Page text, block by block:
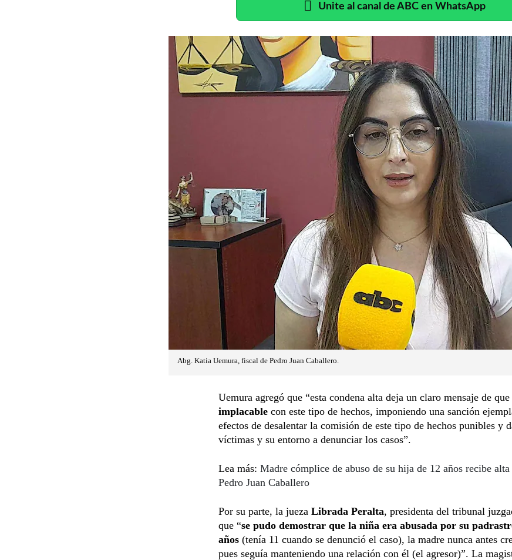
Unite al canal de ABC en WhatsApp
Abg. Katia Uemura, fiscal de Pedro Juan Caballero.
Uemura agregó que “esta condena alta deja un claro mensaje de que
implacable con este tipo de hechos, imponiendo una sanción
efectos de desalentar la comisión de este tipo de hechos punibles y
víctimas y su entorno a denunciar los casos”.
Lea más: Madre cómplice de abuso de su hija de 12 años recibe alta
Pedro Juan Caballero
Por su parte, la jueza Librada Peralta, presidenta del tribunal
que “se pudo demostrar que la niña era abusada por su
años (tenía 11 cuando se denunció el caso), la madre nunca antes
pues seguía manteniendo una relación con él (el agresor)”. La